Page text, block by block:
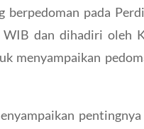
berpedoman pada
dan dihadiri oleh
menyampaikan